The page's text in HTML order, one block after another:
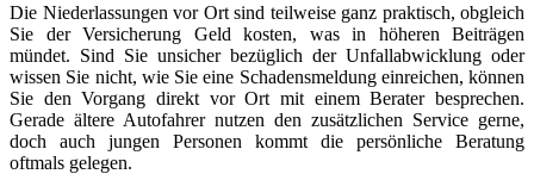
Die Niederlassungen vor Ort sind teilweise ganz praktisch, obgleich
Sie der Versicherung Geld kosten, was in höheren Beiträgen
mündet. Sind Sie unsicher bezüglich der Unfallabwicklung oder
wissen Sie nicht, wie Sie eine Schadensmeldung einreichen, können
Sie den Vorgang direkt vor Ort mit einem Berater besprechen.
Gerade ältere Autofahrer nutzen den zusätzlichen Service gerne,
doch auch jungen Personen kommt die persönliche Beratung
oftmals gelegen.